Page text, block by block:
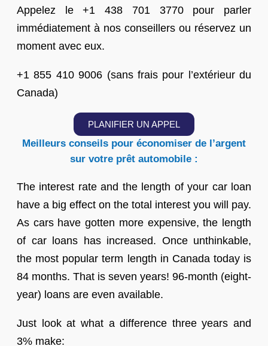
Appelez le +1 438 701 3770 pour parler
immédiatement à nos conseillers ou réservez un
moment avec eux.
+1 855 410 9006 (sans frais pour l’extérieur du
Canada)
PLANIFIER UN APPEL
Meilleurs conseils pour économiser de l’argent
sur votre prêt automobile :
The interest rate and the length of your car loan
have a big effect on the total interest you will pay.
As cars have gotten more expensive, the length
of car loans has increased. Once unthinkable,
the most popular term length in Canada today is
84 months. That is seven years! 96-month (eight-
year) loans are even available.
Just look at what a difference three years and
3% make: